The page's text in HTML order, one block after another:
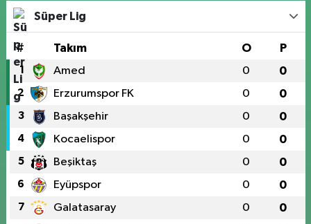
Süper Lig
# Takım O P
1 Amed 0 0
2 Erzurumspor FK 0 0
3 Başakşehir 0 0
4 Kocaelispor 0 0
5 Beşiktaş 0 0
6 Eyüpspor 0 0
7 Galatasaray 0 0